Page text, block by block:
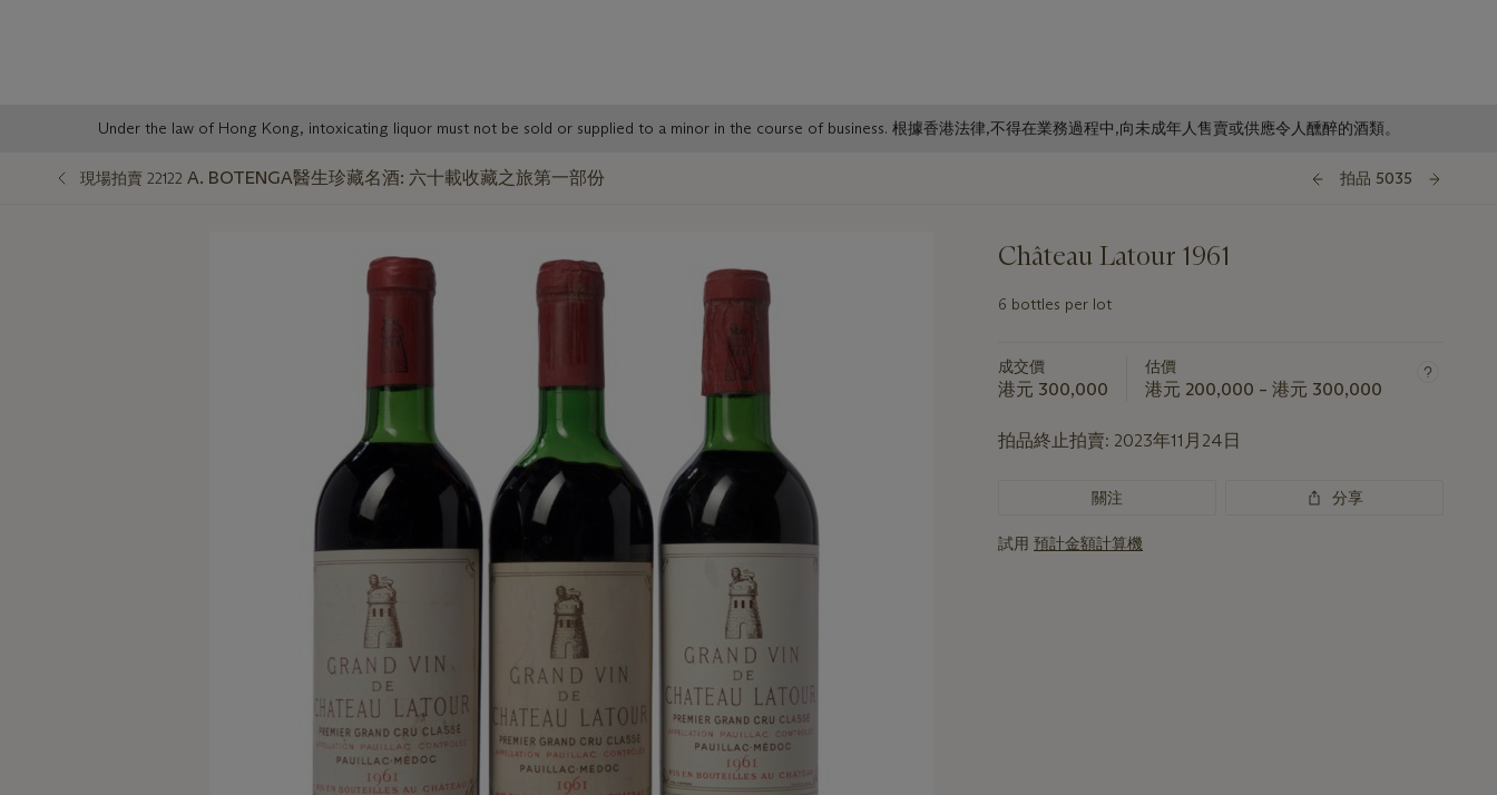
Sale
Under the law of Hong Kong, intoxicating liquor must not be sold or supplied to a minor in the course of business. 根據香港法律,不得在業務過程中,向未成年人售賣或供應令人醺醉的酒類。
現場拍賣 22122 A. BOTENGA醫生珍藏名酒: 六十載收藏之旅第一部份 拍品 5035
Château Latour 1961
6 bottles per lot
成交價
港元 300,000
估價
港元 200,000 – 港元 300,000
拍品終止拍賣: 2023年11月24日
關注 分享
試用 預計金額計算機